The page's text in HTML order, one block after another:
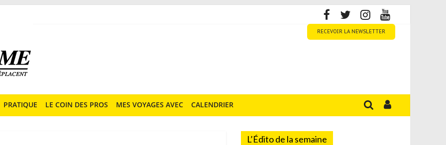
RECEVOIR LA NEWSLETTER
PRATIQUE LE COIN DES PROS MES VOYAGES AVEC CALENDRIER
L’Édito de la semaine